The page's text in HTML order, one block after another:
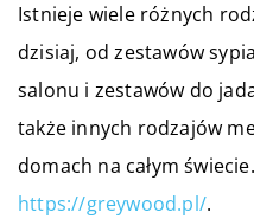
Istnieje wiele różnych
dzisiaj, od zestawów
salonu i zestawów do
także innych rodzajów
domach na całym
https://greywood.pl/.